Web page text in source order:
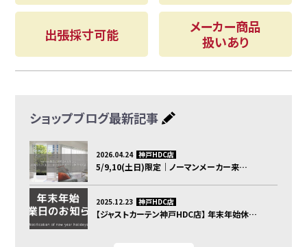
出張採寸可能
メーカー商品
扱いあり
ショップブログ最新記事
2026.04.24 神戸HDC店
5/9,10(土日)限定｜ノーマンメーカー来…
2025.12.23 神戸HDC店
【ジャストカーテン神戸HDC店】 年末年始休…